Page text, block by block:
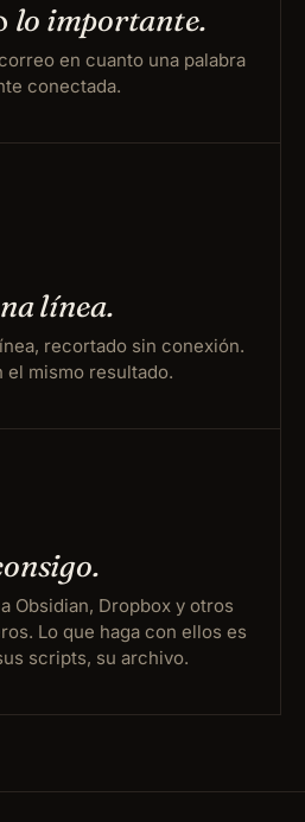
lo importante.
en cuanto una palabra
conectada.
línea.
recortado sin conexión.
el mismo resultado.
Obsidian, Dropbox y otros
Lo que haga con ellos es
scripts, su archivo.